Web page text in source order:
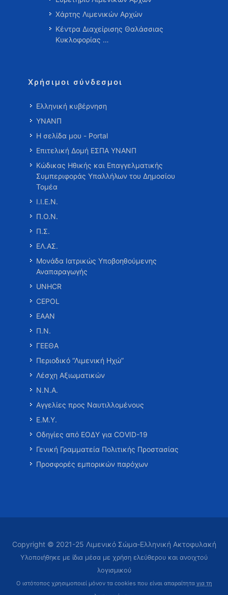
Χάρτης Λιμενικών Αρχών
Κέντρα Διαχείρισης Θαλάσσιας
Κυκλοφορίας …
Χρήσιμοι σύνδεσμοι
Ελληνική κυβέρνηση
ΥΝΑΝΠ
Η σελίδα μου - Portal
Επιτελική Δομή ΕΣΠΑ ΥΝΑΝΠ
Κώδικας Ηθικής και Επαγγελματικής
Συμπεριφοράς Υπαλλήλων του Δημοσίου
Τομέα
Ι.Ι.Ε.Ν.
Π.Ο.Ν.
Π.Σ.
ΕΛ.ΑΣ.
Μονάδα Ιατρικώς Υποβοηθούμενης
Αναπαραγωγής
UNHCR
CEPOL
ΕΑΑΝ
Π.Ν.
ΓΕΕΘΑ
Περιοδικό “Λιμενική Ηχώ”
Λέσχη Αξιωματικών
Ν.Ν.Α.
Αγγελίες προς Ναυτιλλομένους
Ε.Μ.Υ.
Οδηγίες από ΕΟΔΥ για COVID-19
Γενική Γραμματεία Πολιτικής Προστασίας
Προσφορές εμπορικών παρόχων
Copyright © 2021-25 Λιμενικό Σώμα-Ελληνική Ακτοφυλακή
Υλοποιήθηκε με ίδια μέσα με χρήση ελεύθερου και ανοιχτού
λογισμικού
Ο ιστότοπος χρησιμοποιεί μόνον τα cookies που είναι απαραίτητα για τη